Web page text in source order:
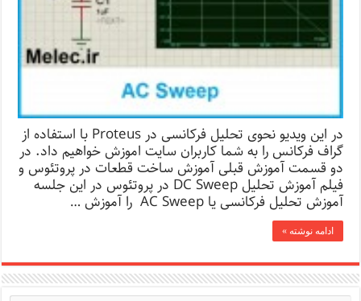
در این ویدیو نحوی تحلیل فرکانسی در Proteus با استفاده از
گراف فرکانس را به شما کاربران سایت اموزش خواهیم داد. در
دو قسمت آموزش قبلی آموزش ساخت قطعات در پروتئوس و
فیلم آموزش تحلیل DC Sweep در پروتئوس در این جلسه
آموزش تحلیل فرکانسی یا AC Sweep را آموزش …
ادامه نوشته »